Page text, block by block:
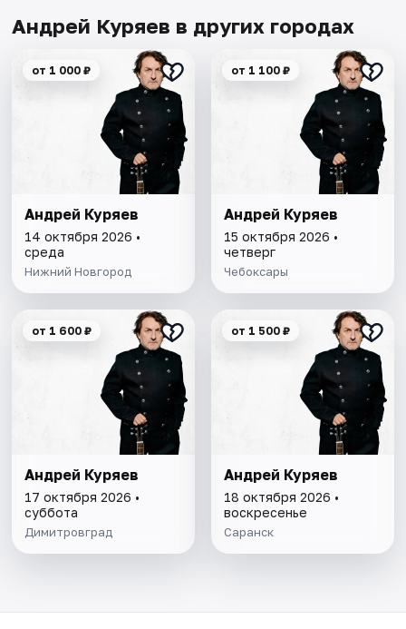
Андрей Куряев в других городах
от 1 000 ₽
Андрей Куряев
14 октября 2026 •
среда
Нижний Новгород
от 1 100 ₽
Андрей Куряев
15 октября 2026 •
четверг
Чебоксары
от 1 600 ₽
Андрей Куряев
17 октября 2026 •
суббота
Димитровград
от 1 500 ₽
Андрей Куряев
18 октября 2026 •
воскресенье
Саранск